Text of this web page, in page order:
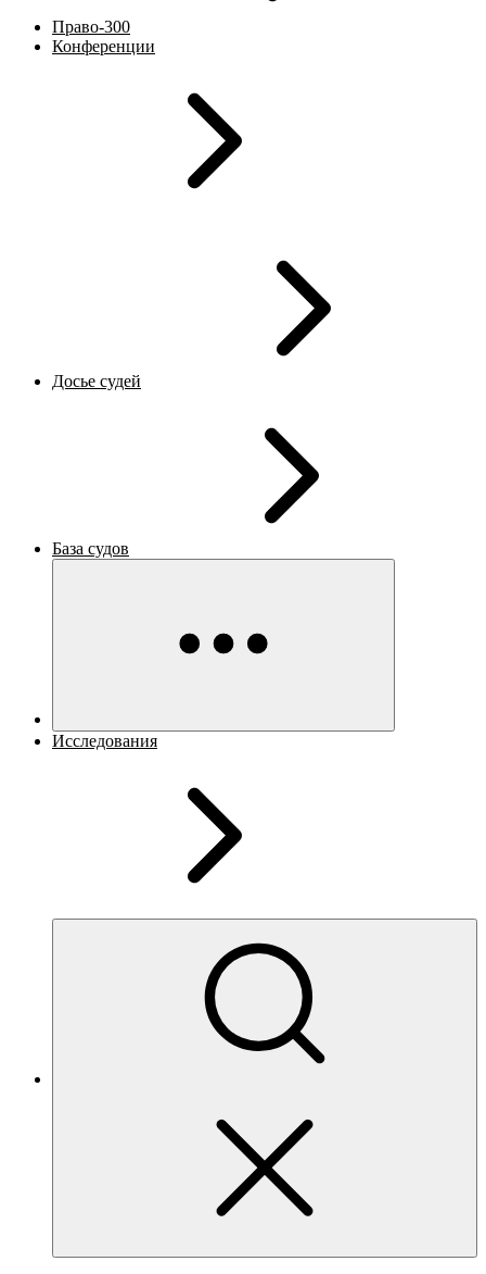
Право-300
Конференции
Досье судей
База судов
Исследования